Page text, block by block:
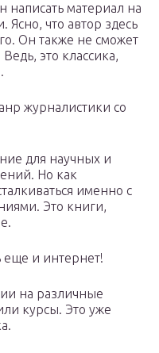
написать материал на
Ясно, что автор здесь
Он также не сможет
это классика,
журналистики со
для научных и
Но как
именно с
Это книги,
еще и интернет!
на различные
курсы. Это уже